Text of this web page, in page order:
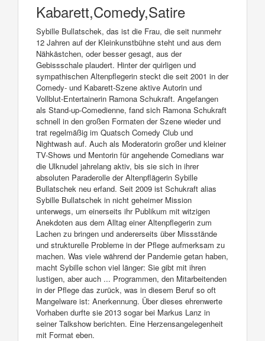
Kabarett,Comedy,Satire
Sybille Bullatschek, das ist die Frau, die seit nunmehr
12 Jahren auf der Kleinkunstbühne steht und aus dem
Nähkästchen, oder besser gesagt, aus der
Gebissschale plaudert. Hinter der quirligen und
sympathischen Altenpflegerin steckt die seit 2001 in der
Comedy- und Kabarett-Szene aktive Autorin und
Vollblut-Entertainerin Ramona Schukraft. Angefangen
als Stand-up-Comedienne, fand sich Ramona Schukraft
schnell in den großen Formaten der Szene wieder und
trat regelmäßig im Quatsch Comedy Club und
Nightwash auf. Auch als Moderatorin großer und kleiner
TV-Shows und Mentorin für angehende Comedians war
die Ulknudel jahrelang aktiv, bis sie sich in ihrer
absoluten Paraderolle der Altenpflägerin Sybille
Bullatschek neu erfand. Seit 2009 ist Schukraft alias
Sybille Bullatschek in nicht geheimer Mission
unterwegs, um einerseits ihr Publikum mit witzigen
Anekdoten aus dem Alltag einer Altenpflegerin zum
Lachen zu bringen und andererseits über Missstände
und strukturelle Probleme in der Pflege aufmerksam zu
machen. Was viele während der Pandemie getan haben,
macht Sybille schon viel länger: Sie gibt mit ihren
lustigen, aber auch ... Programmen, den Mitarbeitenden
in der Pflege das zurück, was in diesem Beruf so oft
Mangelware ist: Anerkennung. Über dieses ehrenwerte
Vorhaben durfte sie 2013 sogar bei Markus Lanz in
seiner Talkshow berichten. Eine Herzensangelegenheit
mit Format eben.